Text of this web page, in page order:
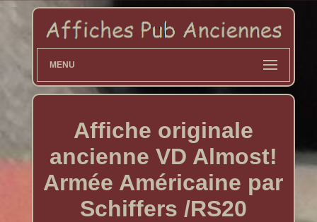
MENU
Affiche originale
ancienne VD Almost!
Armée Américaine par
Schiffers /RS20